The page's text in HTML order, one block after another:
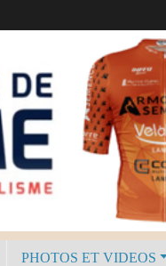
PHOTOS ET VIDEOS